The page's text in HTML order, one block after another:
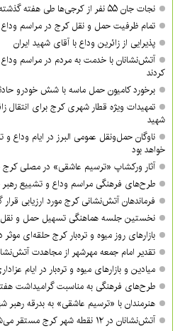
نجات جان ۵۵ نفر از کرجی‌ها طی هفته گذشته توسط آتش‌نشانان
تمام ظرفیت حمل و نقل کرج در مراسم
پذیرایی از زائرین وداع با آقای شهید ایران
آتش‌نشانان با خدمت به مردم در مراسم
کردند
برخورد کامیون حمل ماسه با شش خودرو
تمهیدات ویژه قطار شهری کرج برای انتقال
شهید
خواهد بود
آثار ورکشاپ «ترسیم عاشقی» در مصلی
طرح‌های فرهنگی مراسم وداع و تشییع
فرماندهان آتش‌نشانی کرج مورد ارزیابی قرار
نخستین جلسه هماهنگی تسهیل حمل و نقل
بازارهای روز میوه و تره‌بار کرج حلقه‌ای موثر
تقدیر امام جمعه مهرشهر از مجاهدت
میادین و بازارهای میوه و تره‌بار در ایام
طرح‌های فرهنگی به مناسبت گرامیداشت
هنرمندان با «ترسیم عاشقی» به بدرقه رهبر
آتش‌نشانان در ۱۲ نقطه شهر کرج مستقر می‌شوند